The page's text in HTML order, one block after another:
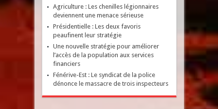
Agriculture : Les chenilles légionnaires
deviennent une menace sérieuse
Présidentielle : Les deux favoris
peaufinent leur stratégie
Une nouvelle stratégie pour améliorer
l’accès de la population aux services
financiers
Fénérive-Est : Le syndicat de la police
dénonce le massacre de trois inspecteurs